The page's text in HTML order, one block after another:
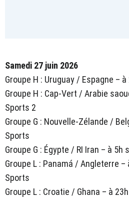
Samedi 27 juin 2026
Groupe H : Uruguay / Espagne –
Groupe H : Cap-Vert / Arabie
Sports 2
Groupe G : Nouvelle-Zélande /
Sports
Groupe G : Égypte / RI Iran – à 5h
Groupe L : Panamá / Angleterre –
Sports
Groupe L : Croatie / Ghana – à